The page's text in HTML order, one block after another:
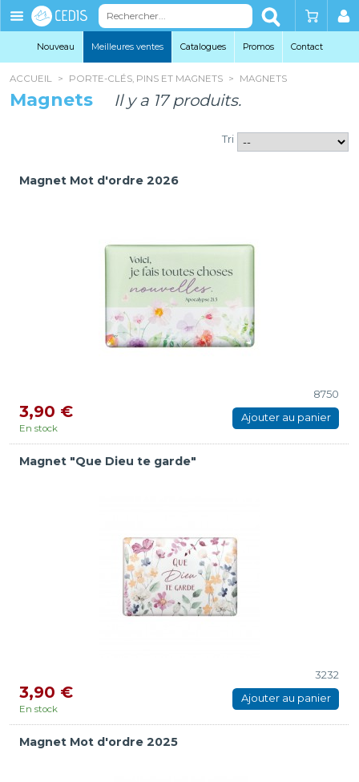
Éditions
Cedis
Nouveau Meilleures ventes Catalogues Promos Contact
ACCUEIL > PORTE-CLÉS, PINS ET MAGNETS > MAGNETS
Magnets Il y a 17 produits.
Tri
Magnet Mot d'ordre 2026
8750
3,90 €
En stock
Ajouter au panier
Magnet "Que Dieu te garde"
3232
3,90 €
En stock
Ajouter au panier
Magnet Mot d'ordre 2025